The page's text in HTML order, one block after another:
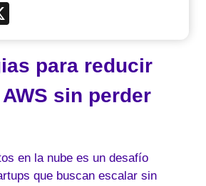
para reducir
sin perder
en la nube es un desafío
que buscan escalar sin